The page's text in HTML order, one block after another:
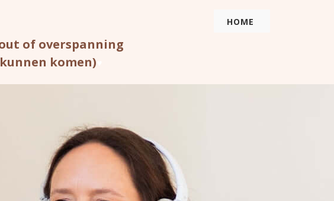
HOME
of overspanning
komen)